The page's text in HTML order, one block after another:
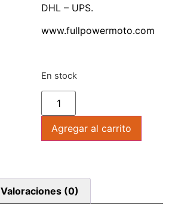
DHL – UPS.
www.fullpowermoto.com
En stock
Agregar al carrito
Valoraciones (0)